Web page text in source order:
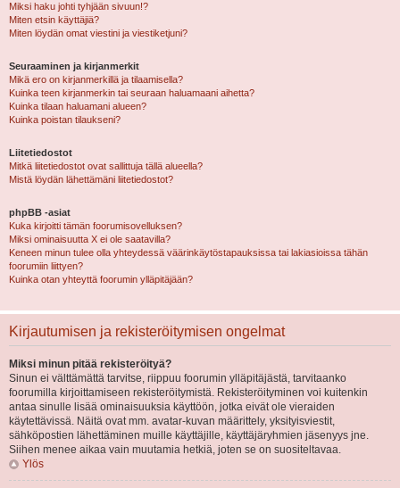
Miksi haku johti tyhjään sivuun!?
Miten etsin käyttäjiä?
Miten löydän omat viestini ja viestiketjuni?
Seuraaminen ja kirjanmerkit
Mikä ero on kirjanmerkillä ja tilaamisella?
Kuinka teen kirjanmerkin tai seuraan haluamaani aihetta?
Kuinka tilaan haluamani alueen?
Kuinka poistan tilaukseni?
Liitetiedostot
Mitkä liitetiedostot ovat sallittuja tällä alueella?
Mistä löydän lähettämäni liitetiedostot?
phpBB -asiat
Kuka kirjoitti tämän foorumisovelluksen?
Miksi ominaisuutta X ei ole saatavilla?
Keneen minun tulee olla yhteydessä väärinkäytöstapauksissa tai lakiasioissa tähän
foorumiin liittyen?
Kuinka otan yhteyttä foorumin ylläpitäjään?
Kirjautumisen ja rekisteröitymisen ongelmat
Miksi minun pitää rekisteröityä?
Sinun ei välttämättä tarvitse, riippuu foorumin ylläpitäjästä, tarvitaanko
foorumilla kirjoittamiseen rekisteröitymistä. Rekisteröityminen voi kuitenkin
antaa sinulle lisää ominaisuuksia käyttöön, jotka eivät ole vieraiden
käytettävissä. Näitä ovat mm. avatar-kuvan määrittely, yksityisviestit,
sähköpostien lähettäminen muille käyttäjille, käyttäjäryhmien jäsenyys jne.
Siihen menee aikaa vain muutamia hetkiä, joten se on suositeltavaa.
Ylös